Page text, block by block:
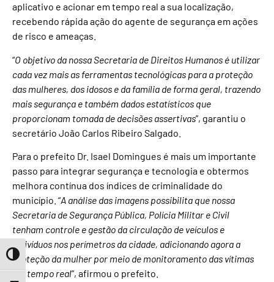
Toggle High Contrast
aplicativo e acionar em tempo real a sua localização,
recebendo rápida ação do agente de segurança em ações
de risco e ameaças.
“O objetivo da nossa Secretaria de Direitos Humanos é utilizar
cada vez mais as ferramentas tecnológicas para a proteção
das mulheres, dos idosos e da família de forma geral, trazendo
mais segurança e também dados estatísticos que
proporcionam tomada de decisões assertivas”, garantiu o
secretário João Carlos Ribeiro Salgado.
Para o prefeito Dr. Isael Domingues é mais um importante
passo para integrar segurança e tecnologia e obtermos
melhora contínua dos índices de criminalidade do
município. “A análise das imagens possibilita que nossa
Secretaria de Segurança Pública, Polícia Militar e Civil
tenham controle e gestão da circulação de veículos e
indivíduos nos perímetros da cidade, adicionando agora a
proteção da mulher por meio de monitoramento das vítimas
em tempo real”, afirmou o prefeito.